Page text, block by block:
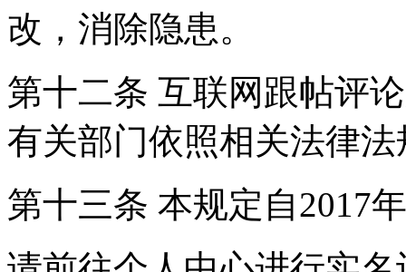
改，消除隐患。
第十二条 互联网跟帖评
有关部门依照相关法律
第十三条 本规定自2017